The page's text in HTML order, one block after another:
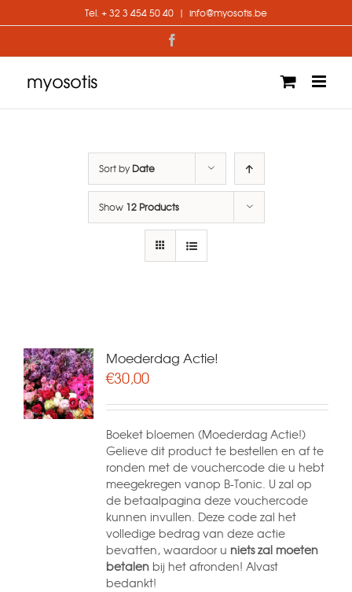
to
Tel. + 32 3 454 50 40 | info@myosotis.be
Sort byDate
Show 12 Products
Moederdag Actie!
€30,00
Boeket bloemen (Moederdag Actie!)
Gelieve dit product te bestellen en af te
ronden met de vouchercode die u hebt
meegekregen vanop B-Tonic. U zal op
de betaalpagina deze vouchercode
kunnen invullen. Deze code zal het
volledige bedrag van deze actie
bevatten, waardoor u niets zal moeten
betalenbij het afronden! Alvast
bedankt!